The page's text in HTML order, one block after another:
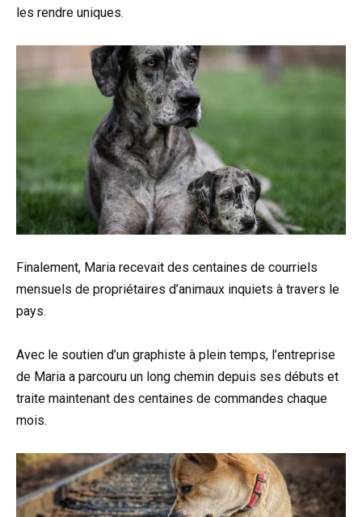
les rendre uniques.
Finalement, Maria recevait des centaines de courriels
mensuels de propriétaires d’animaux inquiets à travers le
pays.
Avec le soutien d’un graphiste à plein temps, l’entreprise
de Maria a parcouru un long chemin depuis ses débuts et
traite maintenant des centaines de commandes chaque
mois.